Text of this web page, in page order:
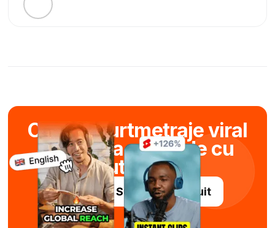
Creați scurtmetraje viral
în câteva secunde cu
ajutorul AI
Încercați Submagic gratuit